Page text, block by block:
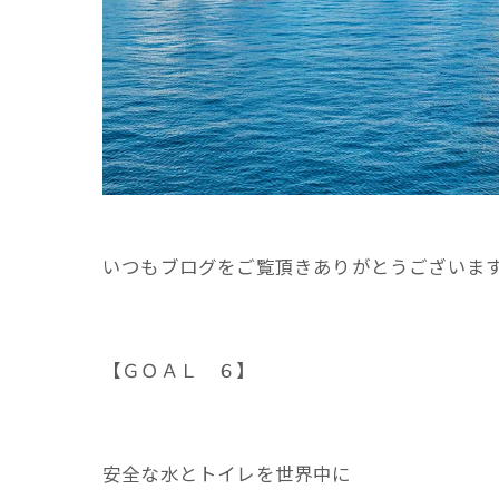
いつもブログをご覧頂きありがとうございま
【ＧＯＡＬ ６】
安全な水とトイレを世界中に